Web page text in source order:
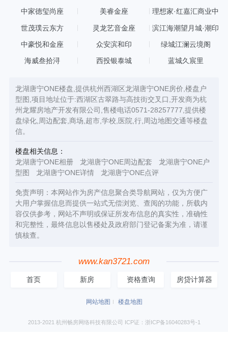
中家德玺尚座 美睿金座
理想家·红嘉汇商业中
世茂璞云东方 灵龙艺音金座 滨江海潮望月城·潮印
中豪悦和金座 众安滨和印 绿城江澜云境阁
海威叁拾浔 西投银泰城 蓝城久宸里
龙湖唐宁ONE楼盘,提供杭州西湖区龙湖唐宁ONE房价,楼盘户
型图,项目地址位于:西湖区古翠路与高技街交叉口,开发商为杭
州龙耀房地产开发有限公司,售楼电话0571-28257777,提供楼
盘绿化,周边配套,商场,超市,学校,医院,行,周边地图交通等楼盘
信。
楼盘相关信息：
龙湖唐宁ONE相册
龙湖唐宁ONE周边配套
龙湖唐宁ONE户
型图
龙湖唐宁ONE详情 龙湖唐宁ONE点评
免责声明：本网站作为房产信息聚合类导航网站，仅为方便广
大用户掌握信息而提供一站式无偿浏览、查阅的功能，所载内
容仅供参考，网站不声明或保证所发布信息的真实性，准确性
和完整性，最终信息以售楼处及政府部门登记备案为准，请谨
慎核查。
www.kan3721.com
首页 新房 资格查询 房贷计算器
网站地图 楼盘地图
2013-2021 杭州畅房网络科技有限公司 ICP证：浙ICP备16040283号-1